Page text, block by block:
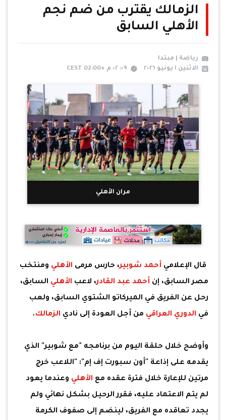
الزمالك يقترب من ضم نجم
الأهلي السابق
رياضة | مبتدا
الاثنين ١ يونيو ٢٠٢٦
٠٩: ٠٢ م +02:00 CEST
مران الأهلي
قال الإعلامي أحمد شوبير، حارس مرمى الأهلي ومنتخب
مصر السابق، إن أحمد عبد القادر، لاعب الأهلي السابق،
رحل عن الفريق في الميركاتو الشتوي السابق، ولعب
في الدوري العراقي من أجل العودة إلى نادي الزمالك.
وأوضح خلال حلقة اليوم من برنامجه "مع شوبير" الذي
يقدمه على إذاعة "أون سبورت إف إم": "اللاعب خرج
مرتين للإعارة خلال فترة عقده مع الأهلي وعندما يعود
لم يتم الاعتماد عليه، فقرر الرحيل بشكل نهائي ولم
يجدد تعاقده مع الفريق، لينضم إلى صفوف الكرمة